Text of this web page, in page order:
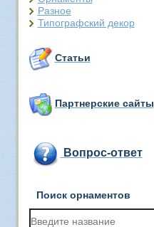
Разное
Типографский декор
Статьи
Партнерские сайты
Вопрос-ответ
Поиск орнаментов